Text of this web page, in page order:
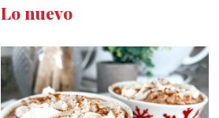
Lo nuevo